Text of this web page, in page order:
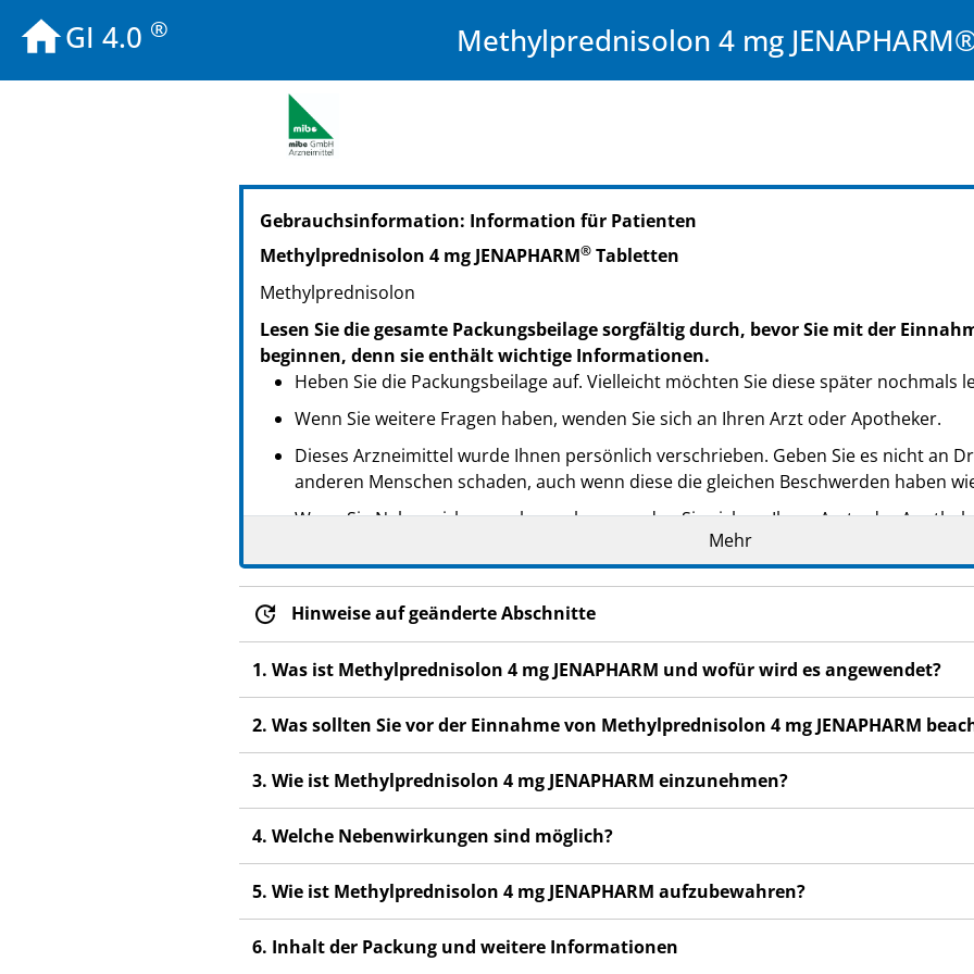
GI 4.0 ® Methylprednisolon 4 mg
PZN: 14141419
PPN: 111414141938
PZN: 08424142
GTIN: 04251520701267
PZN: 08424165
PPN: 110842416561
GTIN: 04251520701250
PZN: 08424136
PPN: 110842413642
GTIN: 04251520701243
PZN: 08424159
PPN: 110842415995
Gebrauchsinformation: Information für Patienten
Methylprednisolon 4 mg JENAPHARM® Tabletten
Methylprednisolon
Lesen Sie die gesamte Packungsbeilage sorgfältig durch, bevor Sie mit der
beginnen, denn sie enthält wichtige Informationen.
Heben Sie die Packungsbeilage auf. Vielleicht möchten Sie diese später nochmals
Wenn Sie weitere Fragen haben, wenden Sie sich an Ihren Arzt oder Apotheker.
Dieses Arzneimittel wurde Ihnen persönlich verschrieben. Geben Sie es nicht an
anderen Menschen schaden, auch wenn diese die gleichen Beschwerden haben
Wenn Sie Nebenwirkungen bemerken, wenden Sie sich an Ihren Arzt oder
Nebenwirkungen, die nicht in dieser Packungsbeilage angegeben sind. Siehe
Mehr
Hinweise auf geänderte Abschnitte
1. Was ist Methylprednisolon 4 mg JENAPHARM und wofür wird es angewendet?
2. Was sollten Sie vor der Einnahme von Methylprednisolon 4 mg JENAPHARM
3. Wie ist Methylprednisolon 4 mg JENAPHARM einzunehmen?
4. Welche Nebenwirkungen sind möglich?
5. Wie ist Methylprednisolon 4 mg JENAPHARM aufzubewahren?
6. Inhalt der Packung und weitere Informationen